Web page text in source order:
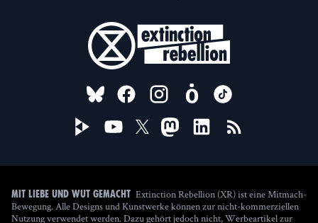
FOLLOW US ON
Mit Liebe und Wut gemacht Extinction Rebellion (XR) ist eine Mitmach-
Bewegung. Alle Designs und Kunstwerke können zur nicht-kommerziellen
Nutzung verwendet werden. Dazu gehört jedoch nicht, Werbeartikel zur